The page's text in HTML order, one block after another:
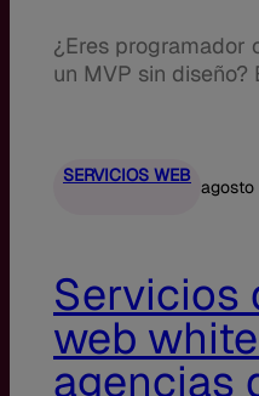
¿Eres programador
un MVP sin diseño?
SERVICIOS WEB
Servicios
web
agencias